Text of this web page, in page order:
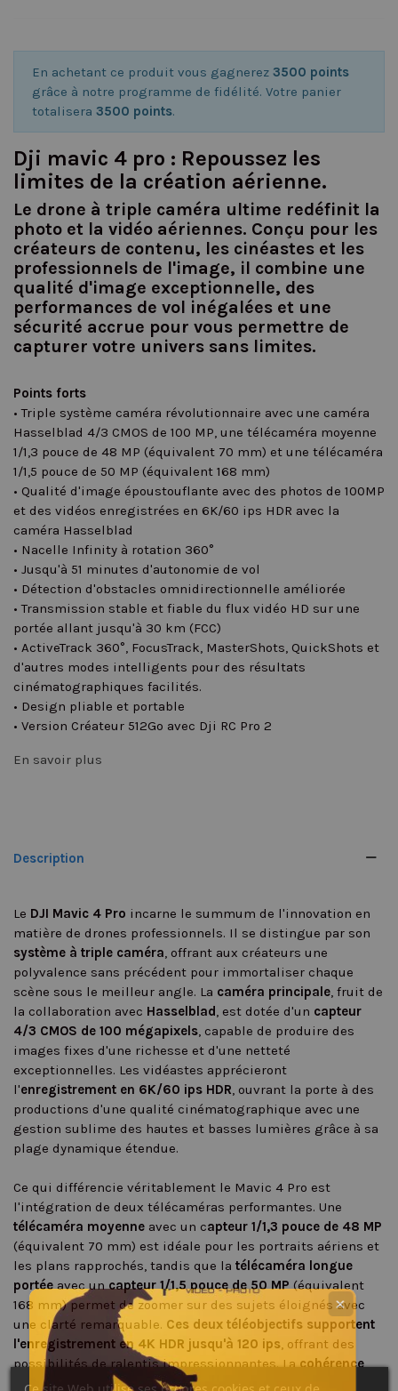
En achetant ce produit vous gagnerez 3500 points
grâce à notre programme de fidélité. Votre panier
totalisera 3500 points.
Dji mavic 4 pro : Repoussez les
limites de la création aérienne.
Le drone à triple caméra ultime redéfinit la
photo et la vidéo aériennes. Conçu pour les
créateurs de contenu, les cinéastes et les
professionnels de l'image, il combine une
qualité d'image exceptionnelle, des
performances de vol inégalées et une
sécurité accrue pour vous permettre de
capturer votre univers sans limites.
Points forts
• Triple système caméra révolutionnaire avec une caméra
Hasselblad 4/3 CMOS de 100 MP, une télécaméra moyenne
1/1,3 pouce de 48 MP (équivalent 70 mm) et une télécaméra
1/1,5 pouce de 50 MP (équivalent 168 mm)
• Qualité d'image époustouflante avec des photos de 100MP
et des vidéos enregistrées en 6K/60 ips HDR avec la
caméra Hasselblad
• Nacelle Infinity à rotation 360°
• Jusqu'à 51 minutes d'autonomie de vol
• Détection d'obstacles omnidirectionnelle améliorée
• Transmission stable et fiable du flux vidéo HD sur une
portée allant jusqu'à 30 km (FCC)
• ActiveTrack 360°, FocusTrack, MasterShots, QuickShots et
d'autres modes intelligents pour des résultats
cinématographiques facilités.
• Design pliable et portable
• Version Créateur 512Go avec Dji RC Pro 2
En savoir plus
Description
Le DJI Mavic 4 Pro incarne le summum de l'innovation en
matière de drones professionnels. Il se distingue par son
système à triple caméra, offrant aux créateurs une
polyvalence sans précédent pour immortaliser chaque
scène sous le meilleur angle. La caméra principale, fruit de
la collaboration avec Hasselblad, est dotée d'un capteur
4/3 CMOS de 100 mégapixels, capable de produire des
images fixes d'une richesse et d'une netteté
exceptionnelles. Les vidéastes apprécieront
l'enregistrement en 6K/60 ips HDR, ouvrant la porte à des
productions d'une qualité cinématographique avec une
gestion sublime des hautes et basses lumières grâce à sa
plage dynamique étendue.
Ce qui différencie véritablement le Mavic 4 Pro est
l'intégration de deux télécaméras performantes. Une
télécaméra moyenne avec un capteur 1/1,3 pouce de 48 MP
(équivalent 70 mm) est idéale pour les portraits aériens et
les plans rapprochés, tandis que la télécaméra longue
portéeavec uncapteur 1/1,5 pouce de 50 MP(équivalent
168 mm) permet de zoomer sur des sujets éloignés avec
une clarté remarquable. Ces deux téléobjectifs supportent
l'enregistrement en 4K HDR jusqu'à 120 ips, offrant des
possibilités de ralentis impressionnantes. Lacohérence
colorimétrique entre les trois caméras, notamment grâce
✕